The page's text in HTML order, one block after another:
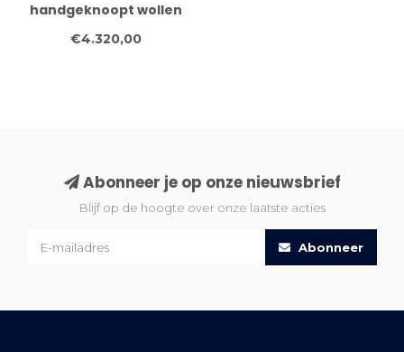
handgeknoopt wollen
vloerkleed – 291 x 198
€4.320,00
Abonneer je op onze nieuwsbrief
Blijf op de hoogte over onze laatste acties
Abonneer